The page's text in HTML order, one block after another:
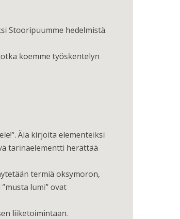
Stooripuumme hedelmistä.
koemme työskentelyn
Älä kirjoita elementeiksi
tarinaelementti herättää
termiä oksymoron,
lumi” ovat
liiketoimintaan.